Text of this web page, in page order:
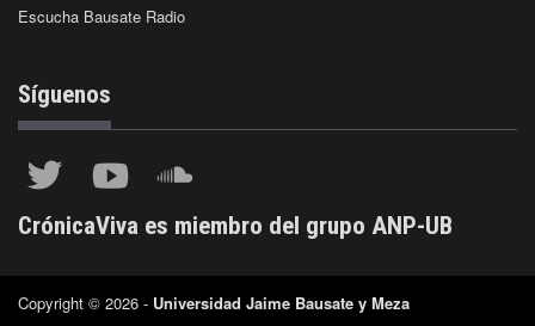
Escucha Bausate Radio
Síguenos
CrónicaViva es miembro del grupo ANP-UB
Copyright © 2026 - Universidad Jaime Bausate y Meza